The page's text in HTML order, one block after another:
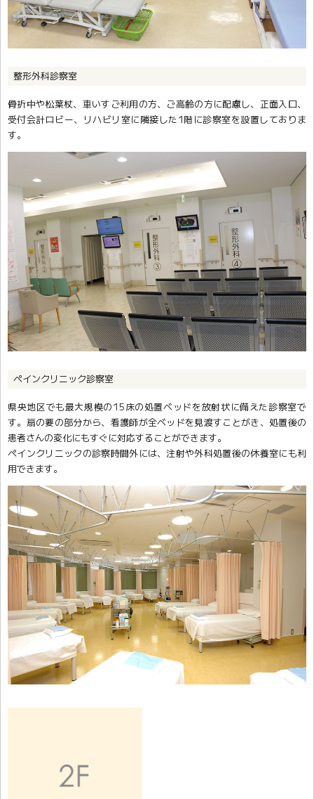
整形外科診察室
骨折中や松葉杖、車いすご利用の方、ご高齢の方に配慮し、正面入口、
受付会計ロビー、リハビリ室に隣接した1階に診察室を設置しておりま
す。
ペインクリニック診察室
県央地区でも最大規模の15床の処置ベッドを放射状に備えた診察室で
す。扇の要の部分から、看護師が全ベッドを見渡すことがき、処置後の
患者さんの変化にもすぐに対応することができます。
ペインクリニックの診察時間外には、注射や外科処置後の休養室にも利
用できます。